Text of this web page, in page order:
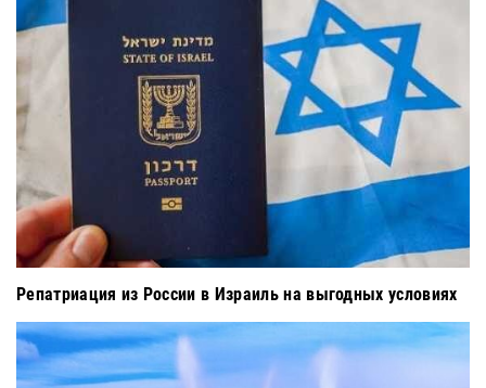
Репатриация из России в Израиль на выгодных условиях